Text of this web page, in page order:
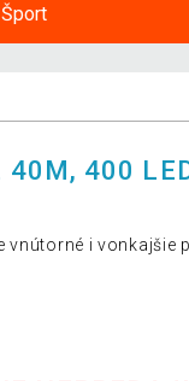
Šport
40M, 400
i vonkajšie